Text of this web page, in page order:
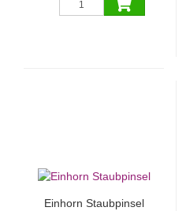
Einhorn Staubpinsel